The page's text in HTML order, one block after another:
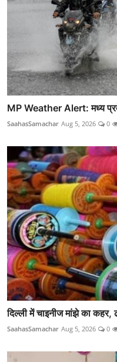
MP Weather Alert: मध्य
SaahasSamachar Aug 5, 2026 0
दिल्ली में चाइनीज मांझे का कहर,
SaahasSamachar Aug 5, 2026 0